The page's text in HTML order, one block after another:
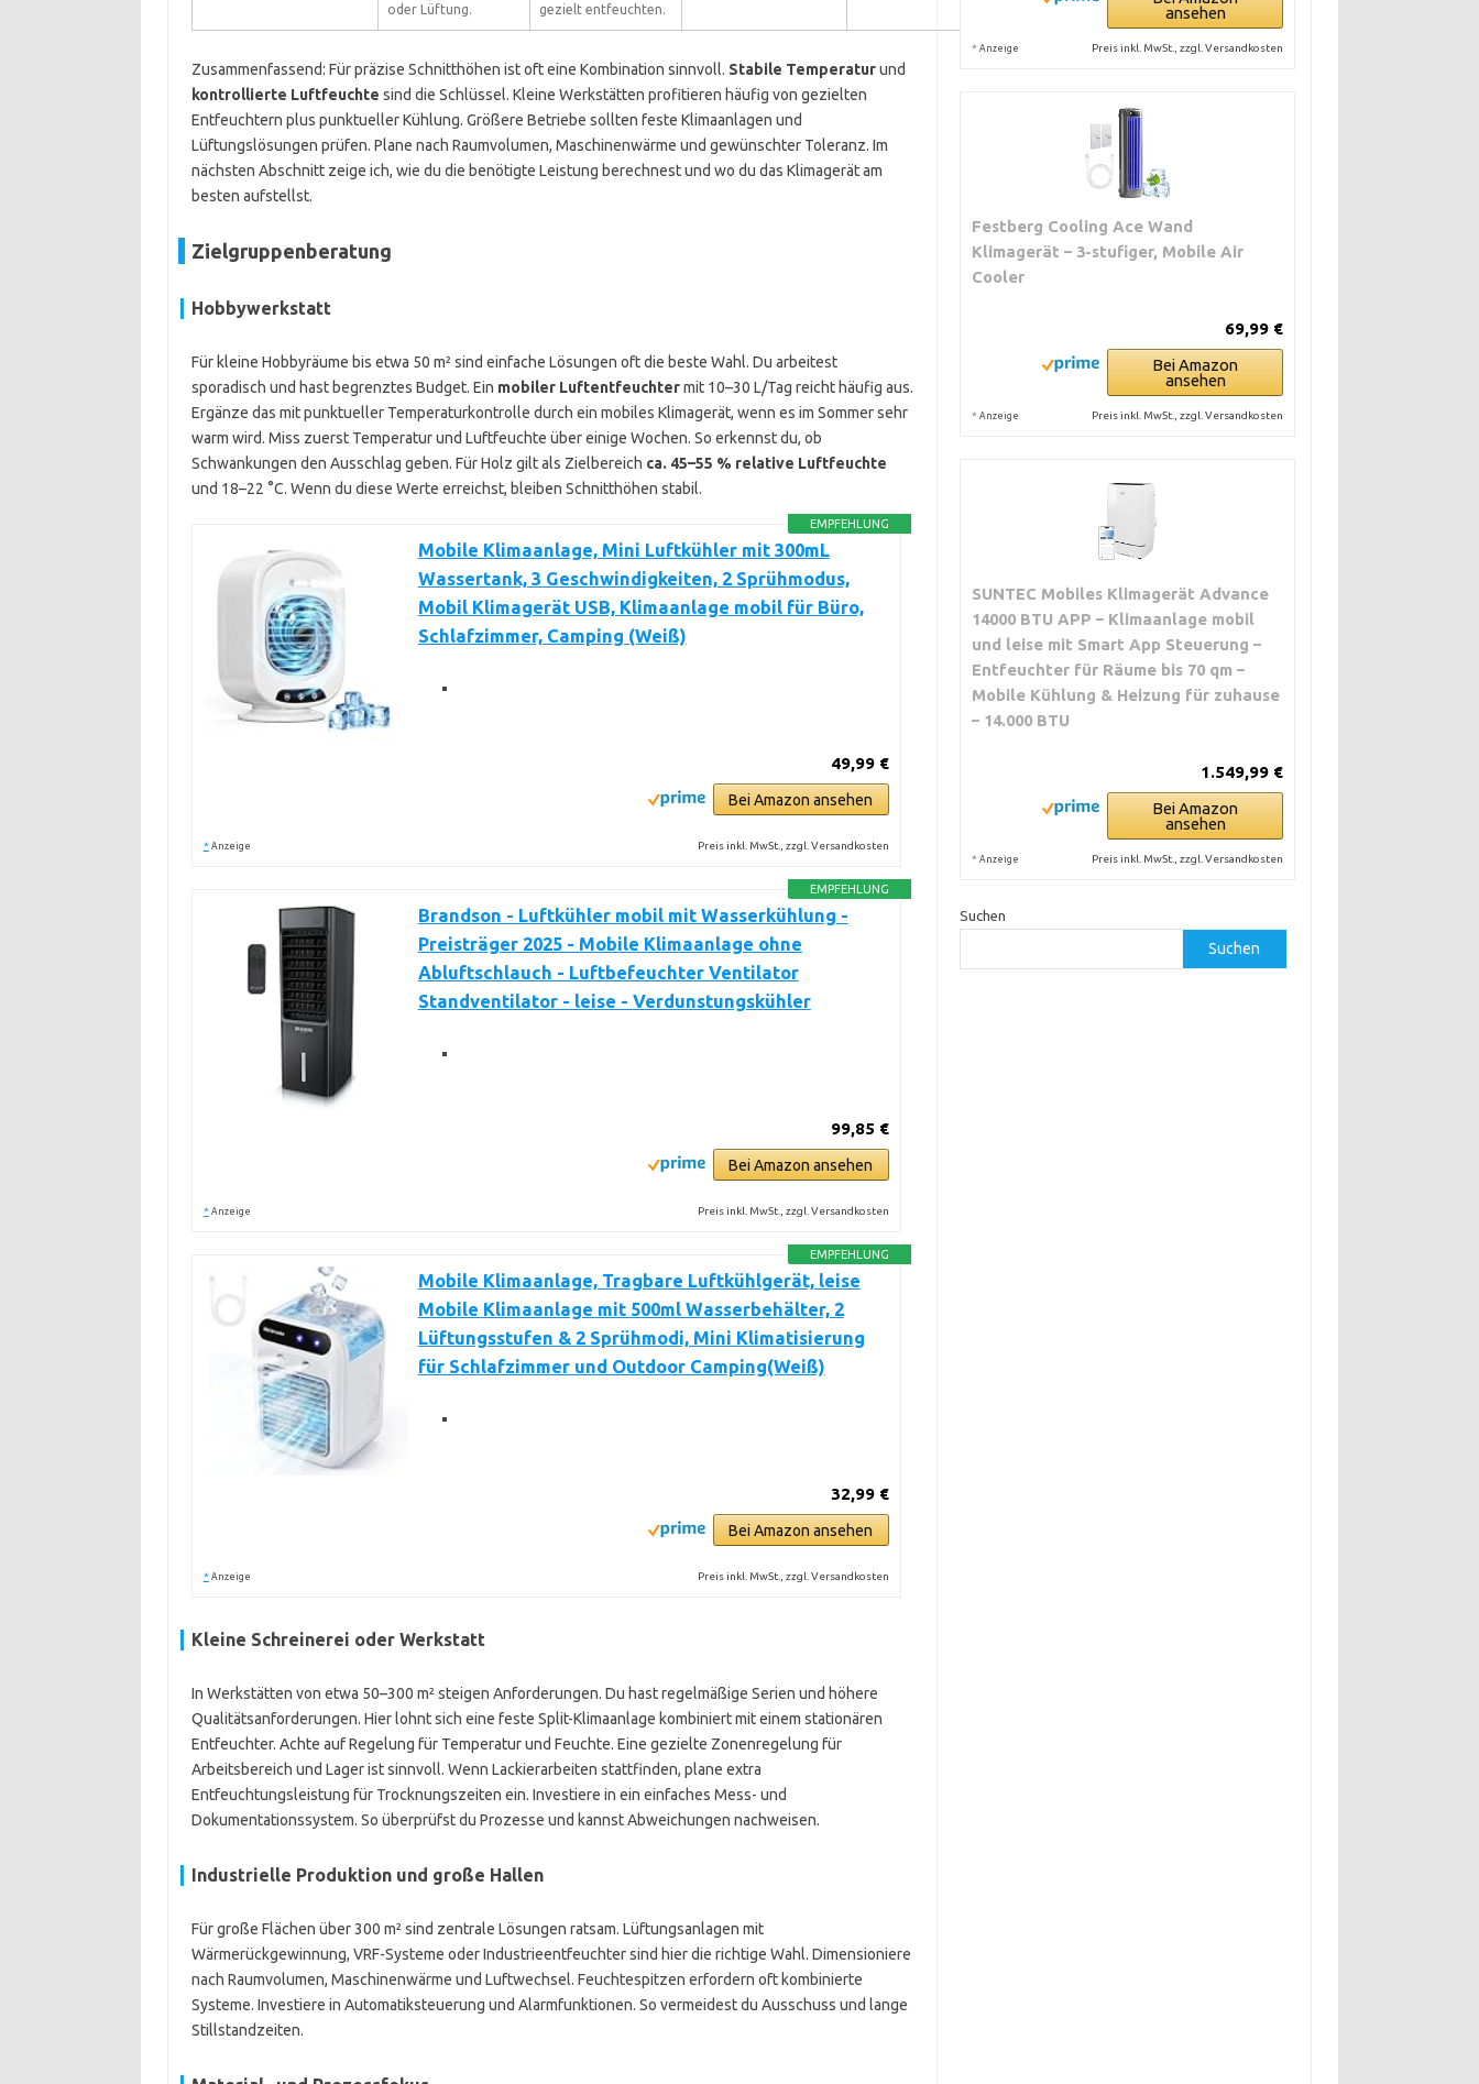
oder Lüftung.
gezielt entfeuchten.
Zusammenfassend: Für präzise Schnitthöhen ist oft eine Kombination sinnvoll. Stabile Temperaturund
kontrollierte Luftfeuchte sind die Schlüssel. Kleine Werkstätten profitieren häufig von gezielten
Entfeuchtern plus punktueller Kühlung. Größere Betriebe sollten feste Klimaanlagen und
Lüftungslösungen prüfen. Plane nach Raumvolumen, Maschinenwärme und gewünschter Toleranz. Im
nächsten Abschnitt zeige ich, wie du die benötigte Leistung berechnest und wo du das Klimagerät am
besten aufstellst.
Zielgruppenberatung
Hobbywerkstatt
Für kleine Hobbyräume bis etwa 50 m² sind einfache Lösungen oft die beste Wahl. Du arbeitest
sporadisch und hast begrenztes Budget. Ein mobiler Luftentfeuchtermit 10–30 L/Tag reicht häufig aus.
Ergänze das mit punktueller Temperaturkontrolle durch ein mobiles Klimagerät, wenn es im Sommer sehr
warm wird. Miss zuerst Temperatur und Luftfeuchte über einige Wochen. So erkennst du, ob
Schwankungen den Ausschlag geben. Für Holz gilt als Zielbereich ca. 45–55 % relative Luftfeuchte
und 18–22 °C. Wenn du diese Werte erreichst, bleiben Schnitthöhen stabil.
EMPFEHLUNG
Mobile Klimaanlage, Mini Luftkühler mit 300mL
Wassertank, 3 Geschwindigkeiten, 2 Sprühmodus,
Mobil Klimagerät USB, Klimaanlage mobil für Büro,
Schlafzimmer, Camping (Weiß)
49,99 €
Bei Amazon ansehen
* Anzeige Preis inkl. MwSt., zzgl. Versandkosten
EMPFEHLUNG
Brandson - Luftkühler mobil mit Wasserkühlung -
Preisträger 2025 - Mobile Klimaanlage ohne
Abluftschlauch - Luftbefeuchter Ventilator
Standventilator - leise - Verdunstungskühler
99,85 €
Bei Amazon ansehen
* Anzeige Preis inkl. MwSt., zzgl. Versandkosten
EMPFEHLUNG
Mobile Klimaanlage, Tragbare Luftkühlgerät, leise
Mobile Klimaanlage mit 500ml Wasserbehälter, 2
Lüftungsstufen & 2 Sprühmodi, Mini Klimatisierung
für Schlafzimmer und Outdoor Camping(Weiß)
32,99 €
Bei Amazon ansehen
* Anzeige Preis inkl. MwSt., zzgl. Versandkosten
Kleine Schreinerei oder Werkstatt
In Werkstätten von etwa 50–300 m² steigen Anforderungen. Du hast regelmäßige Serien und höhere
Qualitätsanforderungen. Hier lohnt sich eine feste Split-Klimaanlage kombiniert mit einem stationären
Entfeuchter. Achte auf Regelung für Temperatur und Feuchte. Eine gezielte Zonenregelung für
Arbeitsbereich und Lager ist sinnvoll. Wenn Lackierarbeiten stattfinden, plane extra
Entfeuchtungsleistung für Trocknungszeiten ein. Investiere in ein einfaches Mess- und
Dokumentationssystem. So überprüfst du Prozesse und kannst Abweichungen nachweisen.
Industrielle Produktion und große Hallen
Für große Flächen über 300 m² sind zentrale Lösungen ratsam. Lüftungsanlagen mit
Wärmerückgewinnung, VRF-Systeme oder Industrieentfeuchter sind hier die richtige Wahl. Dimensioniere
nach Raumvolumen, Maschinenwärme und Luftwechsel. Feuchtespitzen erfordern oft kombinierte
Systeme. Investiere in Automatiksteuerung und Alarmfunktionen. So vermeidest du Ausschuss und lange
Stillstandzeiten.
ansehen
* Anzeige Preis inkl. MwSt., zzgl. Versandkosten
Festberg Cooling Ace Wand
Klimagerät – 3-stufiger, Mobile Air
Cooler
69,99 €
Bei Amazon
ansehen
* Anzeige Preis inkl. MwSt., zzgl. Versandkosten
SUNTEC Mobiles Klimagerät Advance
14000 BTU APP – Klimaanlage mobil
und leise mit Smart App Steuerung –
Entfeuchter für Räume bis 70 qm –
Mobile Kühlung & Heizung für zuhause
– 14.000 BTU
1.549,99 €
Bei Amazon
ansehen
* Anzeige Preis inkl. MwSt., zzgl. Versandkosten
Suchen
Suchen